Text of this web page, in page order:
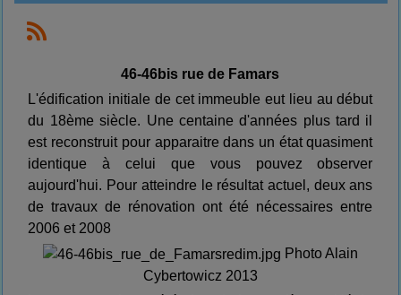
46-46bis rue de Famars
L'édification initiale de cet immeuble eut lieu au début
du 18ème siècle. Une centaine d'années plus tard il
est reconstruit pour apparaitre dans un état quasiment
identique à celui que vous pouvez observer
aujourd'hui. Pour atteindre le résultat actuel, deux ans
de travaux de rénovation ont été nécessaires entre
2006 et 2008
Photo Alain
Cybertowicz 2013